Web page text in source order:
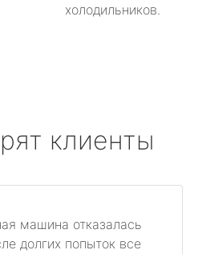
холодильников.
клиенты
машина отказалась
долгих попыток все